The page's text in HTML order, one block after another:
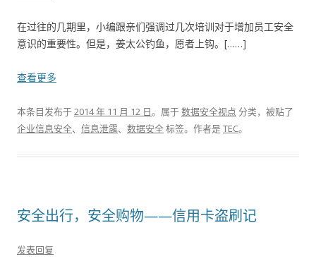
在过往的几期里，小编跟亲们强调过几次培训对于增加员工安全
意识的重要性。但是，姜太公钓鱼，愿者上钩。[……]
查看更多
本条目发布于2014 年 11 月 12 日。属于数据安全视点 分类，被贴了
企业信息安全、 信息泄露、 数据安全标签。 作者是TEC。
安全出行，安全购物——信用卡盗刷记
发表回复